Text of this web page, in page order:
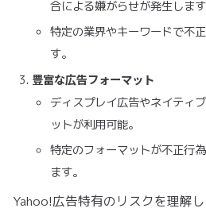
合による嫌がらせが発生します
特定の業界やキーワードで不
す。
豊富な広告フォーマット
ディスプレイ広告やネイティ
ットが利用可能。
特定のフォーマットが不正行
ます。
Yahoo!広告特有のリスクを理解